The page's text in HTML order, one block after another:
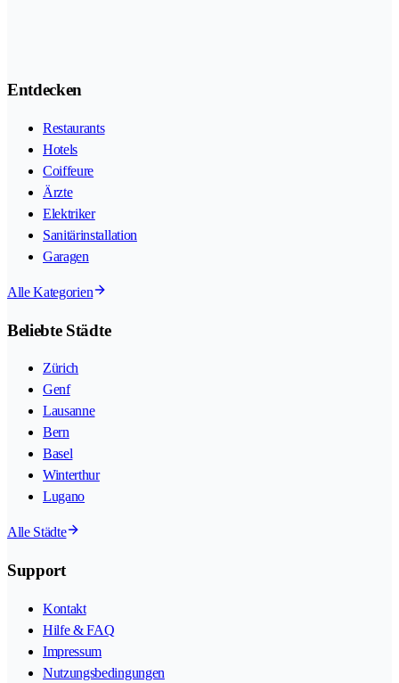
Entdecken
Restaurants
Hotels
Coiffeure
Ärzte
Elektriker
Sanitärinstallation
Garagen
Alle Kategorien
Beliebte Städte
Zürich
Genf
Lausanne
Bern
Basel
Winterthur
Lugano
Alle Städte
Support
Kontakt
Hilfe & FAQ
Impressum
Nutzungsbedingungen